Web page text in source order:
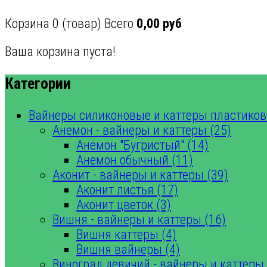
Корзина 0 (товар) Всего 0,00 руб
Ваша корзина пуста!
Категории
Вайнеры силиконовые и каттеры
Анемон - вайнеры и каттеры (25)
Анемон "Бугристый" (14)
Анемон обычный (11)
Аконит - вайнеры и каттеры (39)
Аконит листья (17)
Аконит цветок (3)
Вишня - вайнеры и каттеры (16)
Вишня каттеры (4)
Вишня вайнеры (4)